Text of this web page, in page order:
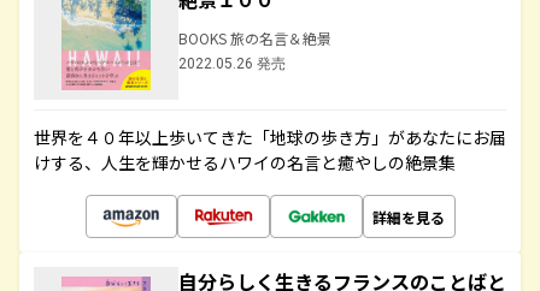
BOOKS 旅の名言＆絶景
2022.05.26 発売
世界を４０年以上歩いてきた「地球の歩き方」があなたにお届
けする、人生を輝かせるハワイの名言と癒やしの絶景集
詳細を見る
自分らしく生きるフランスのことばと